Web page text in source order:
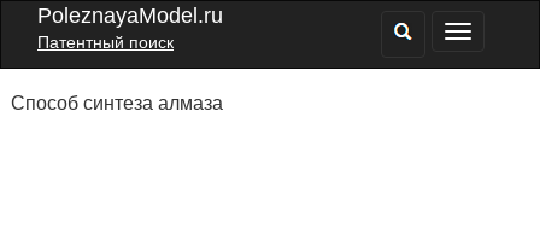
PoleznayaModel.ru
Патентный поиск
Способ синтеза алмаза